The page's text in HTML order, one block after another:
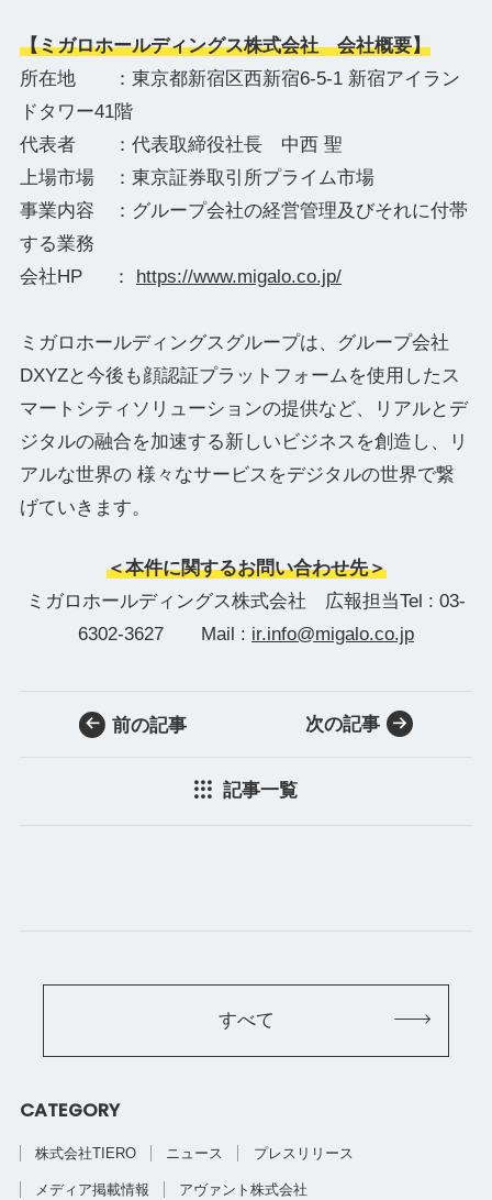
【ミガロホールディングス株式会社 会社概要】
所在地 ：東京都新宿区西新宿6-5-1 新宿アイラン
ドタワー41階
代表者 ：代表取締役社長 中西 聖
上場市場 ：東京証券取引所プライム市場
事業内容 ：グループ会社の経営管理及びそれに付帯
する業務
会社HP ： https://www.migalo.co.jp/
ミガロホールディングスグループは、グループ会社
DXYZと今後も顔認証プラットフォームを使用したス
マートシティソリューションの提供など、リアルとデ
ジタルの融合を加速する新しいビジネスを創造し、リ
アルな世界の 様々なサービスをデジタルの世界で繋
げていきます。
＜本件に関するお問い合わせ先＞
ミガロホールディングス株式会社 広報担当Tel : 03-
6302-3627 Mail : ir.info@migalo.co.jp
前の記事
記事一覧
次の記事
すべて
CATEGORY
株式会社TIERO ニュース プレスリリース
メディア掲載情報 アヴァント株式会社